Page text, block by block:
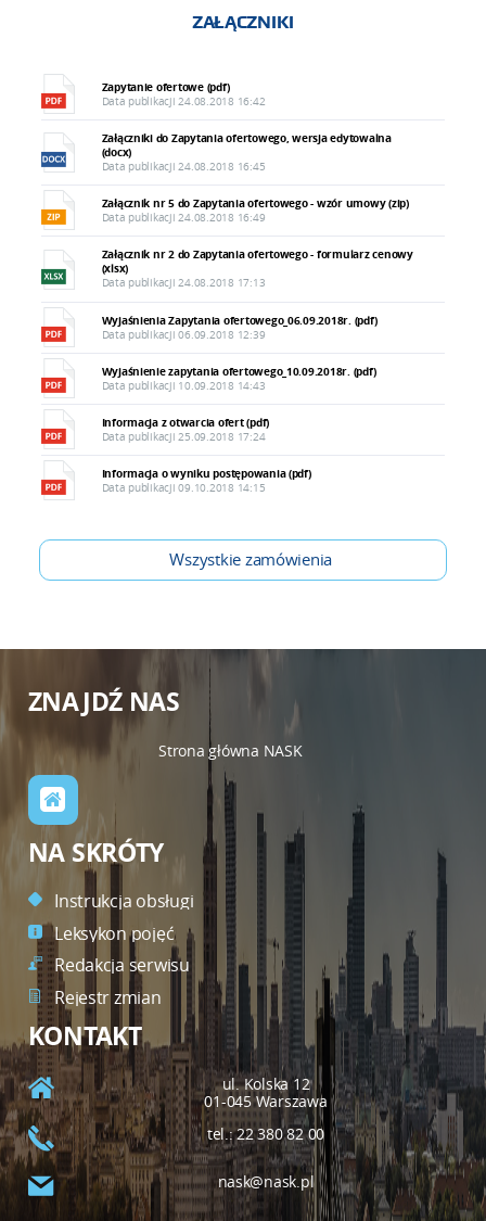
ZAŁĄCZNIKI
Zapytanie ofertowe (pdf)
Data publikacji 24.08.2018 16:42
Załączniki do Zapytania ofertowego, wersja edytowalna
(docx)
Data publikacji 24.08.2018 16:45
Załącznik nr 5 do Zapytania ofertowego - wzór umowy (zip)
Data publikacji 24.08.2018 16:49
Załącznik nr 2 do Zapytania ofertowego - formularz cenowy
(xlsx)
Data publikacji 24.08.2018 17:13
Wyjaśnienia Zapytania ofertowego_06.09.2018r. (pdf)
Data publikacji 06.09.2018 12:39
Wyjaśnienie zapytania ofertowego_10.09.2018r. (pdf)
Data publikacji 10.09.2018 14:43
Informacja z otwarcia ofert (pdf)
Data publikacji 25.09.2018 17:24
Informacja o wyniku postępowania (pdf)
Data publikacji 09.10.2018 14:15
Wszystkie zamówienia
ZNAJDŹ NAS
Strona główna NASK
NA SKRÓTY
Instrukcja obsługi
Leksykon pojęć
Redakcja serwisu
Rejestr zmian
KONTAKT
ul. Kolska 12
01-045 Warszawa
tel.: 22 380 82 00
nask@nask.pl